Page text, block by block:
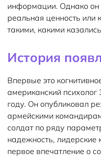
информации. Однако
реальная ценность или
такими, какими
История
Впервые это
американский
году. Он опубликовал
армейскими
солдат по ряду
надежность, лидерские
первое впечатление о